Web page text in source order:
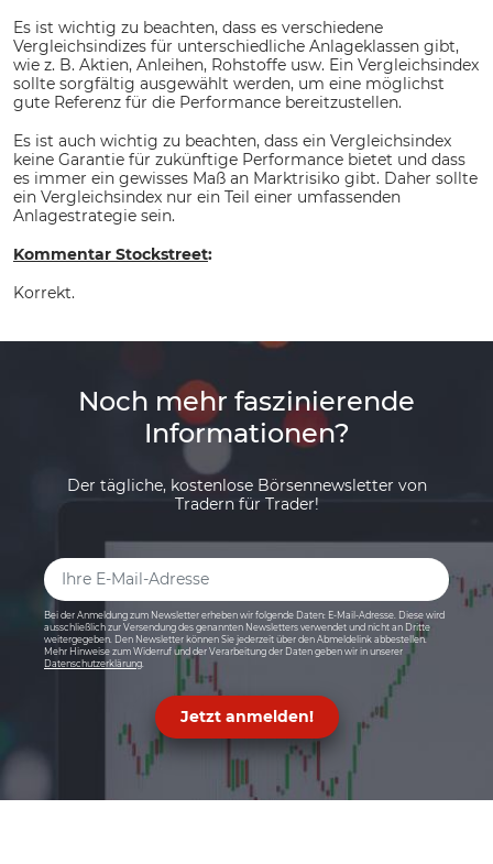
Es ist wichtig zu beachten, dass es verschiedene
Vergleichsindizes für unterschiedliche Anlageklassen gibt,
wie z. B. Aktien, Anleihen, Rohstoffe usw. Ein Vergleichsindex
sollte sorgfältig ausgewählt werden, um eine möglichst
gute Referenz für die Performance bereitzustellen.
Es ist auch wichtig zu beachten, dass ein Vergleichsindex
keine Garantie für zukünftige Performance bietet und dass
es immer ein gewisses Maß an Marktrisiko gibt. Daher sollte
ein Vergleichsindex nur ein Teil einer umfassenden
Anlagestrategie sein.
Kommentar Stockstreet:
Korrekt.
Noch mehr faszinierende
Informationen?
Der tägliche, kostenlose Börsennewsletter von
Tradern für Trader!
Bei der Anmeldung zum Newsletter erheben wir folgende Daten: E-Mail-Adresse. Diese wird
ausschließlich zur Versendung des genannten Newsletters verwendet und nicht an Dritte
weitergegeben. Den Newsletter können Sie jederzeit über den Abmeldelink abbestellen.
Mehr Hinweise zum Widerruf und der Verarbeitung der Daten geben wir in unserer
Datenschutzerklärung.
Jetzt anmelden!